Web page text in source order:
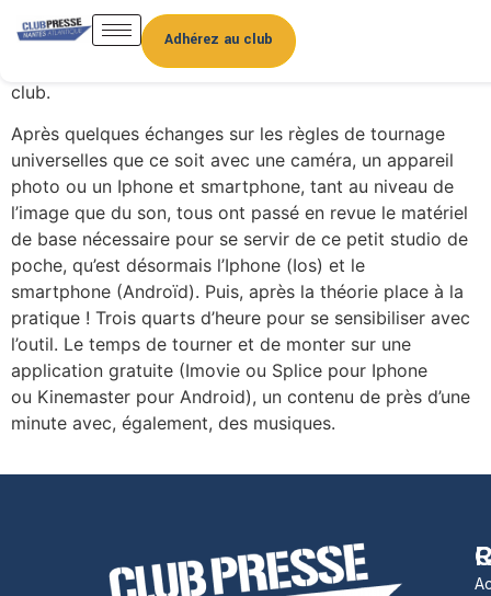
Adhérez au club
C’est à cette question que la journaliste Evelyne Jousset
a répondu le 16 janvier dernier lors d’une formation à
laquelle ont participé huit journalistes adhérents du
club.
Après quelques échanges sur les règles de tournage
universelles que ce soit avec une caméra, un appareil
photo ou un Iphone et smartphone, tant au niveau de
l’image que du son, tous ont passé en revue le matériel
de base nécessaire pour se servir de ce petit studio de
poche, qu’est désormais l’Iphone (Ios) et le
smartphone (Androïd). Puis, après la théorie place à la
pratique ! Trois quarts d’heure pour se sensibiliser avec
l’outil. Le temps de tourner et de monter sur une
application gratuite (Imovie ou Splice pour Iphone
ou Kinemaster pour Android), un contenu de près d’une
minute avec, également, des musiques.